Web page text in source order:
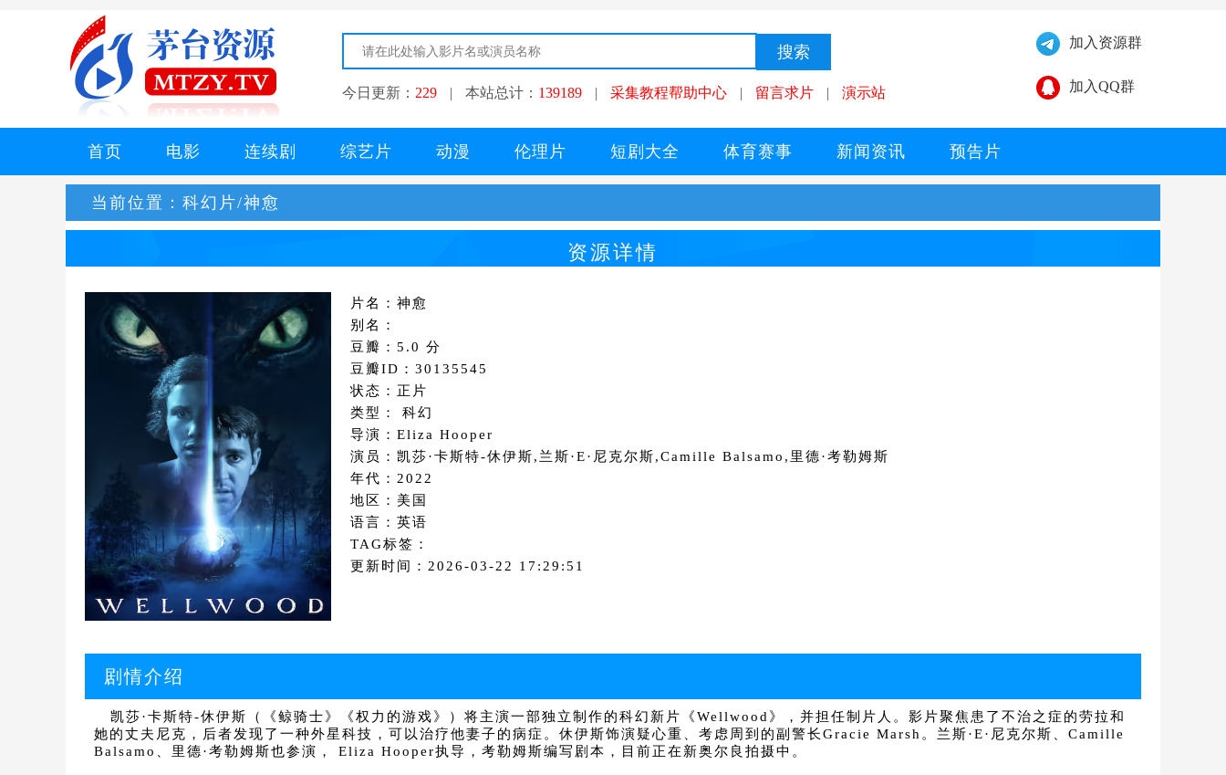
今日更新： 229 | 本站总计： 139189 | 采集教程帮助中心 | 留言求片 | 演示站
加入资源群
加入QQ群
首页 电影 连续剧 综艺片 动漫 伦理片 短剧大全 体育赛事 新闻资讯 预告片
当前位置： 科幻片/神愈
资源详情
片名：神愈
别名：
豆瓣：5.0 分
豆瓣ID：30135545
状态：正片
类型： 科幻
导演：Eliza Hooper
演员：凯莎·卡斯特-休伊斯,兰斯·E·尼克尔斯,Camille Balsamo,里德·考勒姆斯
年代：2022
地区：美国
语言：英语
TAG标签：
更新时间：2026-03-22 17:29:51
剧情介绍
凯莎·卡斯特-休伊斯（《鲸骑士》《权力的游戏》）将主演一部独立制作的科幻新片《Wellwood》，并担任制片人。影片聚焦患了不治之症的劳拉和
她的丈夫尼克，后者发现了一种外星科技，可以治疗他妻子的病症。休伊斯饰演疑心重、考虑周到的副警长Gracie Marsh。兰斯·E·尼克尔斯、Camille
Balsamo、里德·考勒姆斯也参演， Eliza Hooper执导，考勒姆斯编写剧本，目前正在新奥尔良拍摄中。